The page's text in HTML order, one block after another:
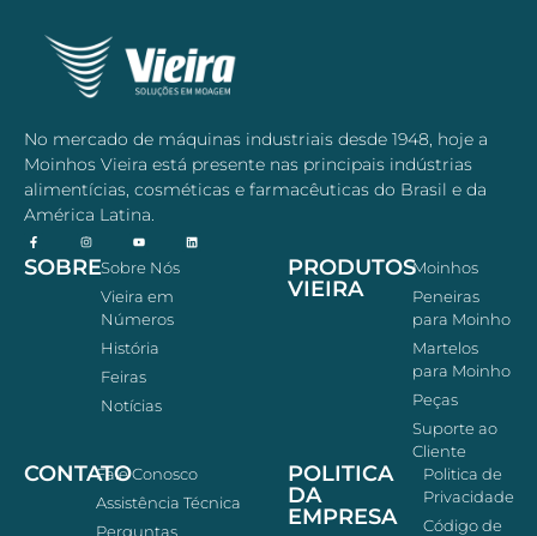
No mercado de máquinas industriais desde 1948, hoje a
Moinhos Vieira está presente nas principais indústrias
alimentícias, cosméticas e farmacêuticas do Brasil e da
América Latina.
SOBRESobre Nós
Vieira em
Números
História
Feiras
Notícias
PRODUTOS
VIEIRA
Moinhos
Peneiras
para Moinho
Martelos
para Moinho
Peças
Suporte ao
Cliente
CONTATOFale Conosco
Assistência Técnica
Perguntas
POLITICA
DA
EMPRESA
Politica de
Privacidade
Código de